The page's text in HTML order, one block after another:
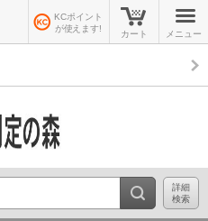
KCポイント
が使えます!
カート メニュー
詳細
検索